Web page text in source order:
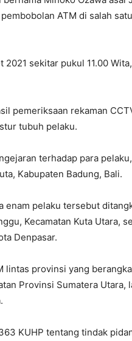
ATM di salah
sekitar pukul 11.00
pemeriksaan rekaman
tubuh pelaku.
terhadap para
Kabupaten Badung, Bali.
enam pelaku tersebut
Kecamatan Kuta Utara,
Denpasar.
lintas provinsi yang
Provinsi Sumatera Utara,
KUHP tentang tindak